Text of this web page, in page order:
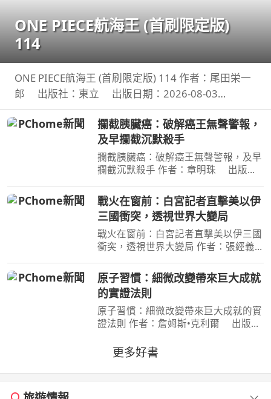
ONE PIECE航海王 (首刷限定版)
114
ONE PIECE航海王 (首刷限定版) 114 作者：尾田栄一
郎 出版社：東立 出版日期：2026-08-03
00:00:00 消失在歷史黑暗當中的「諸神峽谷事件」，
其全貌終於即將揭曉！席捲號稱最可怕海賊團的洛克
攔截胰臟癌：破解癌王無聲警報，
及早攔截沉默殺手
攔截胰臟癌：破解癌王無聲警報，及早
攔截沉默殺手 作者：章明珠 出版
04 00:00:00 定期健檢正常，為何仍得
胰臟癌？ 台大權威醫師25年篩檢實
證， 鎖定胰臟癌關鍵1公分，
戰火在窗前：白宮記者直擊美以伊
三國衝突，透視世界大變局
戰火在窗前：白宮記者直擊美以伊三國
衝突，透視世界大變局 作者：張經義
期：2026-07-31 00:00:00 新聞告訴
你，今天哪裡又開火； 這本書告訴
你，世界為什麼走到今天。
原子習慣：細微改變帶來巨大成就
的實證法則
原子習慣：細微改變帶來巨大成就的實
證法則 作者：詹姆斯•克利爾 出版
00:00:00 每天都進步1%，一年後，你
會進步37倍；每天都退步1%，一年
後，你會弱化到趨近於0！你的
更多好書